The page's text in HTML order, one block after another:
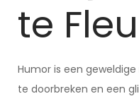
te
Humor is een
te doorbreken en een